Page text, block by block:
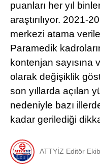
TERCİH ROBOTU
puanları her yıl
araştırılıyor. 2021-
merkezi atama
Paramedik
kontenjan sayısına
olarak değişiklik
son yıllarda açılan
nedeniyle bazı
kadar gerilediği
ATTYİZ Editör